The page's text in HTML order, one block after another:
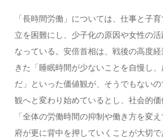
「長時間労働」については、仕事と子
立を困難にし、少子化の原因や女性の
なっている。安倍首相は、戦後の高度
きた「睡眠時間が少ないことを自慢し
だ」といった価値観が、そうでもない
観へと変わり始めているとし、社会的価
「全体の労働時間の抑制や働き方を変
府が更に背中を押していくことが大切